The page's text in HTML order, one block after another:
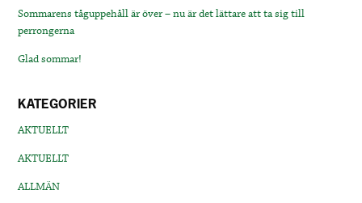
Sommarens tåguppehåll är över – nu är det lättare att ta sig till
perrongerna
Glad sommar!
KATEGORIER
AKTUELLT
AKTUELLT
ALLMÄN